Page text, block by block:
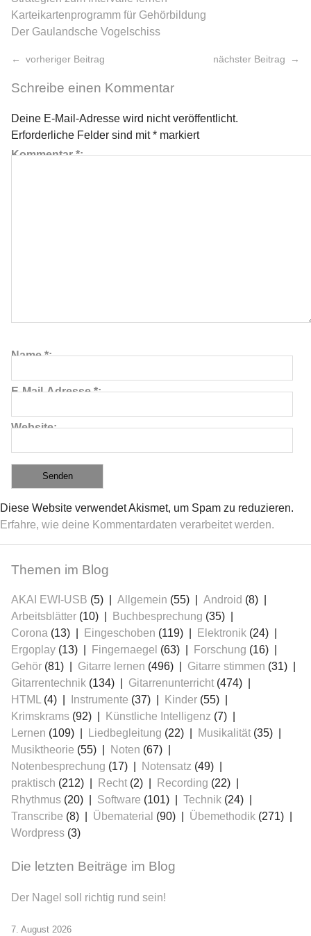
Karteikartenprogramm für Gehörbildung
Der Gaulandsche Vogelschiss
vorheriger Beitrag nächster Beitrag
Schreibe einen Kommentar
Deine E-Mail-Adresse wird nicht veröffentlicht.
Erforderliche Felder sind mit* markiert
Kommentar*
Name*
E-Mail-Adresse*
Website
Diese Website verwendet Akismet, um Spam zu reduzieren.
Erfahre, wie deine Kommentardaten verarbeitet werden.
Themen im Blog
AKAI EWI-USB (5) Allgemein (55) Android (8)
Arbeitsblätter (10) Buchbesprechung (35)
Corona (13) Eingeschoben (119) Elektronik (24)
Ergoplay (13) Fingernaegel (63) Forschung (16)
Gehör (81) Gitarre lernen (496) Gitarre stimmen (31)
Gitarrentechnik (134) Gitarrenunterricht (474)
HTML
(4) Instrumente (37) Kinder (55)
Krimskrams (92) Künstliche Intelligenz (7)
Lernen (109) Liedbegleitung (22) Musikalität (35)
Musiktheorie (55) Noten (67)
Notenbesprechung (17) Notensatz (49)
praktisch (212) Recht (2) Recording (22)
Rhythmus (20) Software (101) Technik (24)
Transcribe (8) Übematerial (90) Übemethodik (271)
Wordpress (3)
Die letzten Beiträge im Blog
Der Nagel soll richtig rund sein!
7. August 2026